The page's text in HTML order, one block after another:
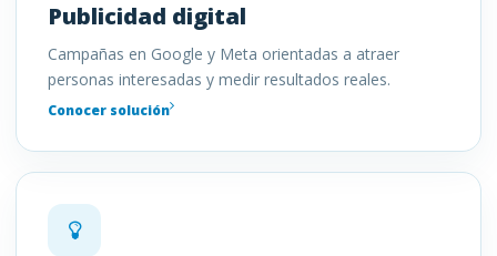
Publicidad digital
Campañas en Google y Meta orientadas a atraer
personas interesadas y medir resultados reales.
Conocer solución